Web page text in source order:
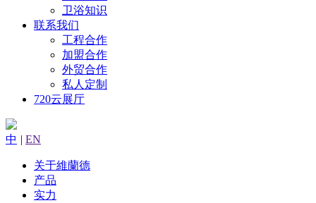
卫浴知识
联系我们
工程合作
加盟合作
外贸合作
私人定制
720云展厅
中 | EN
关于維蘭德
产品
实力